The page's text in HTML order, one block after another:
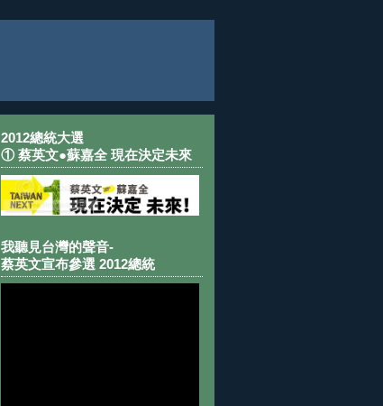
2012總統大選
① 蔡英文●蘇嘉全 現在決定未來
我聽見台灣的聲音-
蔡英文宣布參選 2012總統